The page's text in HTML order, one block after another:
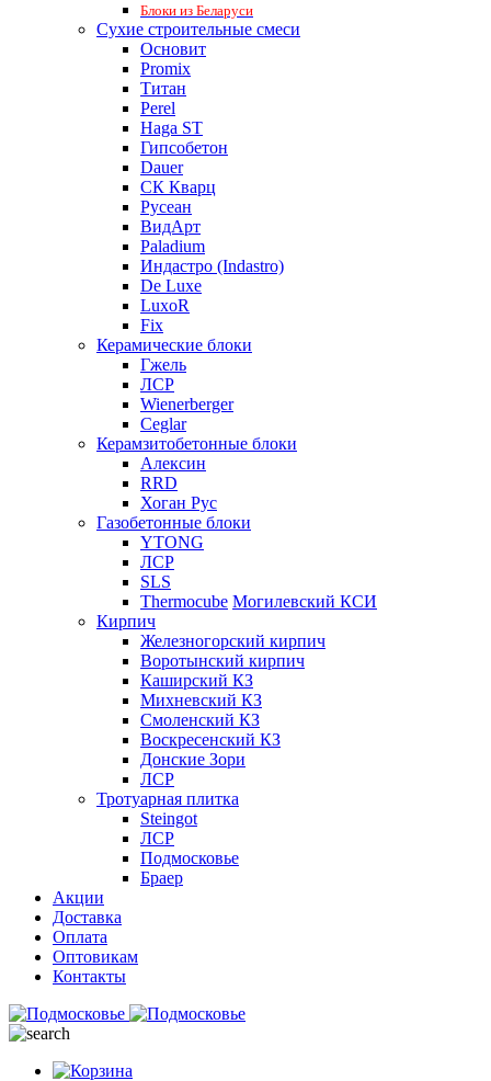
Блоки из Беларуси
Сухие строительные смеси
Основит
Promix
Титан
Perel
Haga ST
Гипсобетон
Dauer
СК Кварц
Русеан
ВидАрт
Paladium
Индастро (Indastro)
De Luxe
LuxoR
Fix
Керамические блоки
Гжель
ЛСР
Wienerberger
Ceglar
Керамзитобетонные блоки
Алексин
RRD
Хоган Рус
Газобетонные блоки
YTONG
ЛСР
SLS
Thermocube Могилевский КСИ
Кирпич
Железногорский кирпич
Воротынский кирпич
Каширский КЗ
Михневский КЗ
Смоленский КЗ
Воскресенский КЗ
Донские Зори
ЛСР
Тротуарная плитка
Steingot
ЛСР
Подмосковье
Браер
Акции
Доставка
Оплата
Оптовикам
Контакты